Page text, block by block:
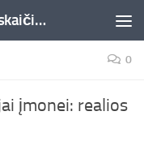
Mokesčiai, mokesčių patarimai, skaičiuoklės, straipsniai -Liepaja.lt
0
įmonei: realios